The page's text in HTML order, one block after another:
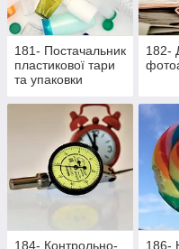
181- Постачальник
пластикової тари
та упаковки
182-
184- Контрольно- 186-